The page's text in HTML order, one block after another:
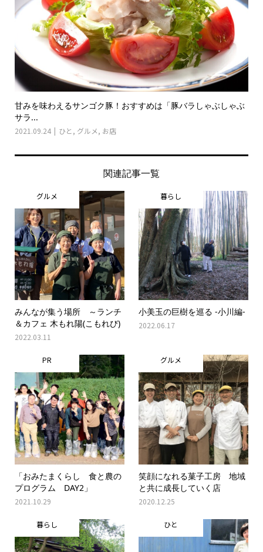
甘みを味わえるサンゴク豚！おすすめは「豚バラしゃぶしゃぶ
サラ...
2021.09.24 ひと , グルメ, お店
関連記事一覧
グルメ
みんなが集う場所 ～ランチ
＆カフェ 木もれ陽(こもれび)
2022.03.11
暮らし
小美玉の巨樹を巡る -小川編-
2022.06.17
PR
「おみたまくらし 食と農の
プログラム DAY2」
2021.10.29
グルメ
笑顔になれる菓子工房 地域
と共に成長していく店
2020.12.25
暮らし ひと